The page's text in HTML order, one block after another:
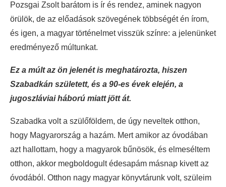
Pozsgai Zsolt barátom is ír és rendez, aminek nagyon
örülök, de az előadások szövegének többségét én írom,
és igen, a magyar történelmet visszük színre: a jelenünket
eredményező múltunkat.
Ez a múlt az ön jelenét is meghatározta, hiszen
Szabadkán született, és a 90-es évek elején, a
jugoszláviai háború miatt jött át.
Szabadka volt a szülőföldem, de úgy neveltek otthon,
hogy Magyarország a hazám. Mert amikor az óvodában
azt hallottam, hogy a magyarok bűnösök, és elmeséltem
otthon, akkor megboldogult édesapám másnap kivett az
óvodából. Otthon nagy magyar könyvtárunk volt, szüleim